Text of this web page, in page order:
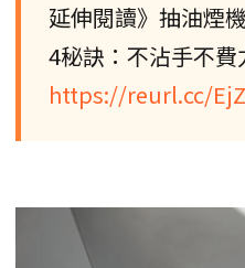
延伸閱讀》抽油煙
4秘訣：不沾手不費
https://reurl.cc/